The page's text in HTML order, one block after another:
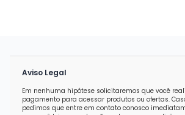
Aviso Legal
Em nenhuma hipótese solicitaremos que você
pagamento para acessar produtos ou ofertas.
pedimos que entre em contato conosco